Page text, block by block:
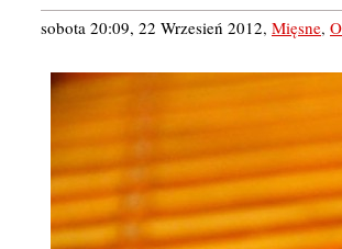
sobota 20:09, 22 Wrzesień 2012, Mięsne,